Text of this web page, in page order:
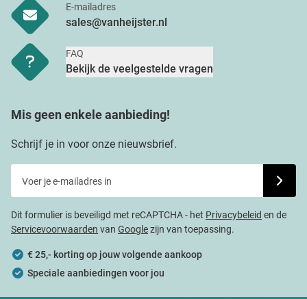
E-mailadres
sales@vanheijster.nl
FAQ
Bekijk de veelgestelde vragen
Mis geen enkele aanbieding!
Schrijf je in voor onze nieuwsbrief.
Dit formulier is beveiligd met reCAPTCHA - het Privacybeleid en de
Servicevoorwaarden van Googlezijn van toepassing.
€ 25,- korting op jouw volgende aankoop
Speciale aanbiedingen voor jou